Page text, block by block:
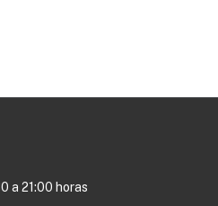
a 21:00 horas